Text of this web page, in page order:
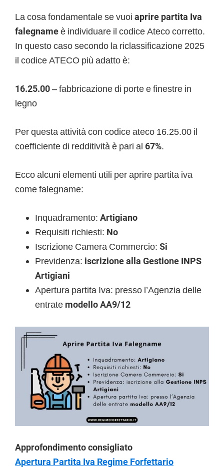
La cosa fondamentale se vuoi aprire partita Iva
falegnameè individuare il codice Ateco corretto.
In questo caso secondo la riclassificazione 2025
il codice ATECO più adatto è:
16.25.00– fabbricazione di porte e finestre in
legno
Per questa attività con codice ateco 16.25.00 il
coefficiente di redditività è pari al 67%.
Ecco alcuni elementi utili per aprire partita iva
come falegname:
Inquadramento: Artigiano
Requisiti richiesti: No
Iscrizione Camera Commercio: Si
Previdenza: iscrizione alla Gestione INPS
Artigiani
Apertura partita Iva: presso l’Agenzia delle
entrate modello AA9/12
Approfondimento consigliato
Apertura Partita Iva Regime Forfettario